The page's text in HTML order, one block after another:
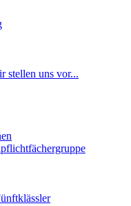
stellen uns vor...